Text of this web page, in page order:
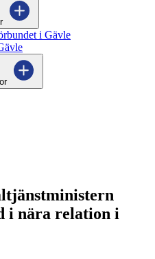
i Gävle
i nära relation i